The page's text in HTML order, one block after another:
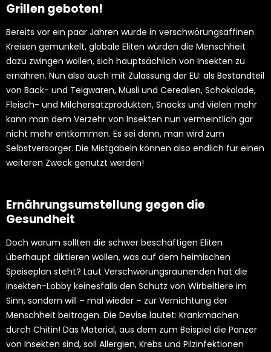
Grillen geboten!
Bereits vor ein paar Jahren wurde in verschwörungsaffinen
Kreisen gemunkelt, globale Eliten würden die Menschheit
dazu zwingen wollen, sich hauptsächlich von Insekten zu
ernähren. Nun also auch mit Zulassung der EU: als Bestandteil
von Back- und Teigwaren, Müsli und Cerealien, Schokolade,
Fleisch- und Milchersatzprodukten, Snacks und vielen mehr
kann man dem Verzehr von Insekten nun vermeintlich gar
nicht mehr entkommen. Es sei denn, man wird zum
Selbstversorger. Die Mistgabeln können also endlich für einen
weiteren Zweck genutzt werden!
Ernährungsumstellung gegen die
Gesundheit
Doch warum sollten die schwer beschäftigen Eliten
überhaupt diktieren wollen, was auf dem heimischen
Speiseplan steht? Laut Verschwörungsraunenden hat die
Insekten-Lobby keinesfalls den Schutz von Wirbeltiere im
Sinn, sondern will – mal wieder – zur Vernichtung der
Menschheit beitragen. Die Devise lautet: Krankmachen
durch Chitin! Das Material, aus dem zum Beispiel die Panzer
von Insekten sind, soll Allergien, Krebs und Pilzinfektionen